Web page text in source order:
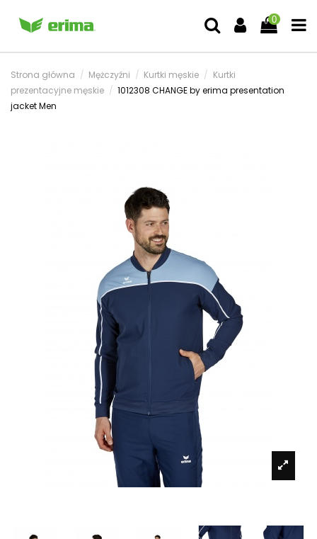
0
Strona główna Mężczyźni Kurtki męskie
Kurtki
prezentacyjne męskie
1012308 CHANGE by erima presentation
jacket Men